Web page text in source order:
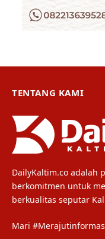
TENTANG KAMI
DailyKaltim.co adalah
berkomitmen untuk
berkualitas seputar
Mari